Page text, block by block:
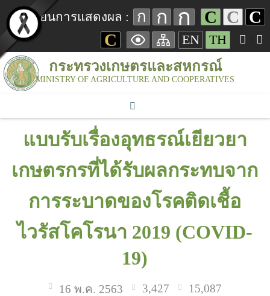
เปลี่ยนการแสดงผล : ก ก ก C C C
C
EN TH
กระทรวงเกษตรและสหกรณ์
MINISTRY OF AGRICULTURE AND COOPERATIVES
แบบรับเรื่องอุทธรณ์เยียวยา
เกษตรกรที่ได้รับผลกระทบจาก
การระบาดของโรคติดเชื้อ
ไวรัสโคโรนา 2019 (COVID-
19)
16 พ.ค. 2563 3,427 15,087